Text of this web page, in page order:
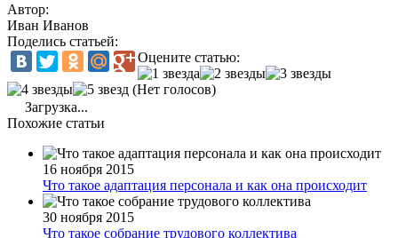
Автор:
Иван Иванов
Поделись статьей:
Оцените статью:
(Нет голосов)
Загрузка...
Похожие статьи
16 ноября 2015
Что такое адаптация персонала и как она происходит
30 ноября 2015
Что такое собрание трудового коллектива